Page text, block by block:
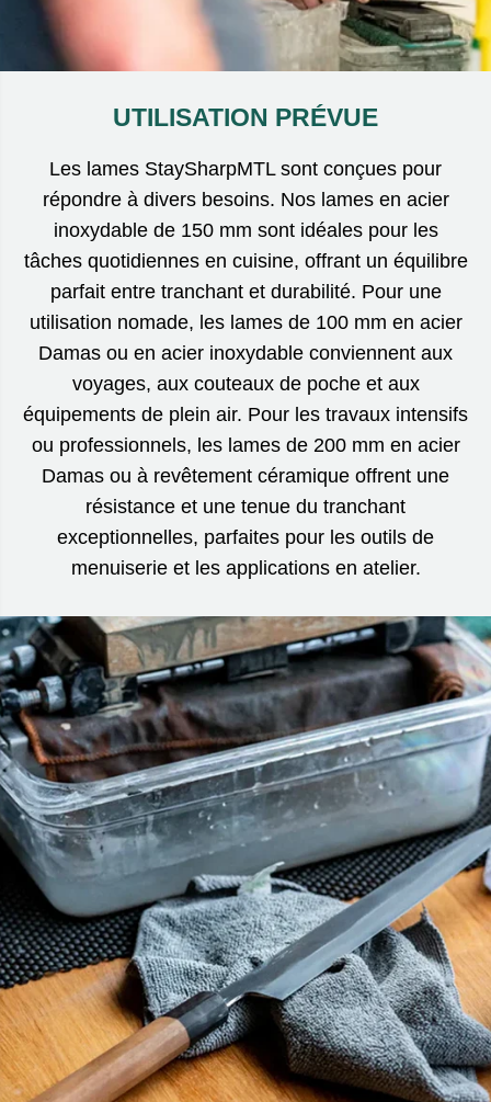
UTILISATION PRÉVUE
Les lames StaySharpMTL sont conçues pour
répondre à divers besoins. Nos lames en acier
inoxydable de 150 mm sont idéales pour les
tâches quotidiennes en cuisine, offrant un équilibre
parfait entre tranchant et durabilité. Pour une
utilisation nomade, les lames de 100 mm en acier
Damas ou en acier inoxydable conviennent aux
voyages, aux couteaux de poche et aux
équipements de plein air. Pour les travaux intensifs
ou professionnels, les lames de 200 mm en acier
Damas ou à revêtement céramique offrent une
résistance et une tenue du tranchant
exceptionnelles, parfaites pour les outils de
menuiserie et les applications en atelier.